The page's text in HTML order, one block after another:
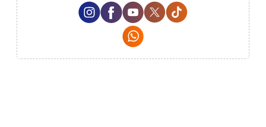
Instagram Social Media
Facebook Social Media
Youtube Social Media
Twitter Social Media
Tiktok Social